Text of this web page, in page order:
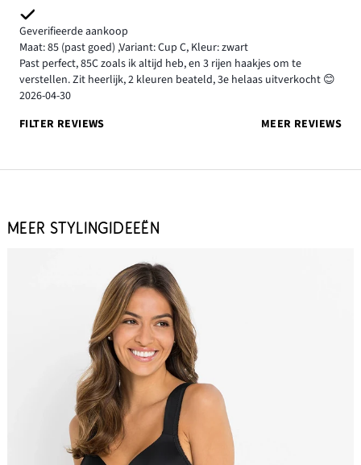
Geverifieerde aankoop
Maat: 85 (past goed) ,Variant: Cup C, Kleur: zwart
Past perfect, 85C zoals ik altijd heb, en 3 rijen haakjes om te
verstellen. Zit heerlijk, 2 kleuren beateld, 3e helaas uitverkocht 😊
2026-04-30
FILTER REVIEWS
MEER REVIEWS
MEER STYLINGIDEEËN